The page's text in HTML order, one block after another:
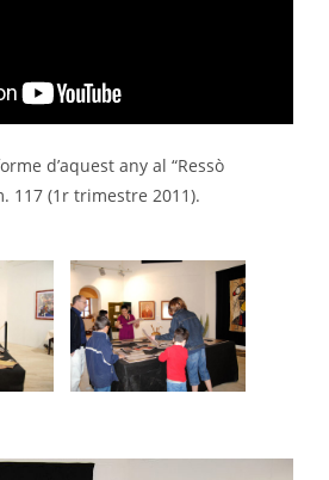
d’aquest any al “Ressò
117 (1r trimestre 2011).